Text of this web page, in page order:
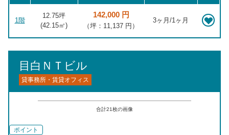
1階
12.75坪
(42.15㎡)
142,000 円
（坪：11,137 円）
3ヶ月/1ヶ月
目白ＮＴビル
貸事務所・賃貸オフィス
合計21枚の画像
ポイント